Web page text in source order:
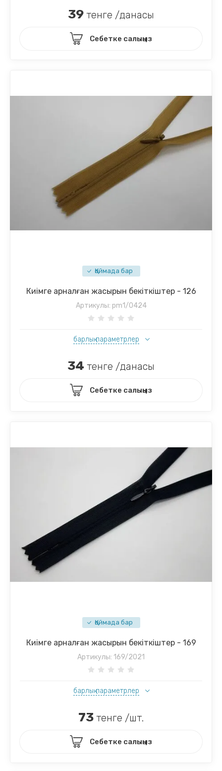
39 тенге /данасы
Себетке салыңыз
Қоймада бар
Киімге арналған жасырын бекіткіштер - 126
Артикулы: pm1/0424
барлық параметрлер
34 тенге /данасы
Себетке салыңыз
Қоймада бар
Киімге арналған жасырын бекіткіштер - 169
Артикулы: 169/2021
барлық параметрлер
73 тенге /шт.
Себетке салыңыз